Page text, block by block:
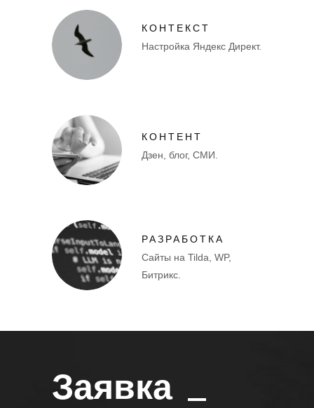
Настройка Яндекс Директ.
Дзен, блог, СМИ.
Сайты на Tilda, WP,
Битрикс.
КОНТЕКСТ
РАЗРАБОТКА
КОНТЕНТ
Заявка